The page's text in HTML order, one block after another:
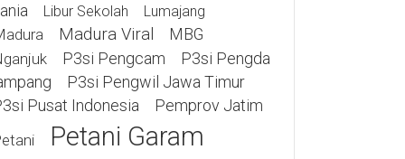
Libur Sekolah Lumajang
Madura Viral MBG
P3si Pengcam
P3si Pengda
P3si Pengwil Jawa Timur
Pusat Indonesia
Pemprov Jatim
Petani Garam